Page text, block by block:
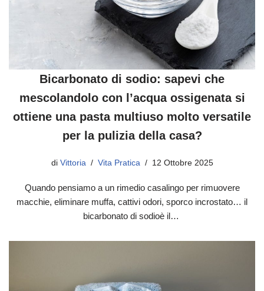
Bicarbonato di sodio: sapevi che
mescolandolo con l’acqua ossigenata si
ottiene una pasta multiuso molto versatile
per la pulizia della casa?
di Vittoria Vita Pratica 12 Ottobre 2025
Quando pensiamo a un rimedio casalingo per rimuovere
macchie, eliminare muffa, cattivi odori, sporco incrostato… il
bicarbonato di sodioè il…